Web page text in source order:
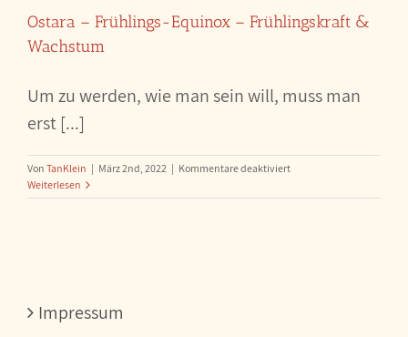
Ostara – Frühlings-Equinox – Frühlingskraft &
Wachstum
Um zu werden, wie man sein will, muss man
erst [...]
Von TanKlein | März 2nd, 2022 | Kommentare deaktiviertfür
–
Weiterlesen
Impressum